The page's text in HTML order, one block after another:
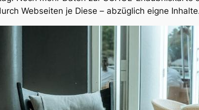
Webseiten je Diese – abzüglich eigne